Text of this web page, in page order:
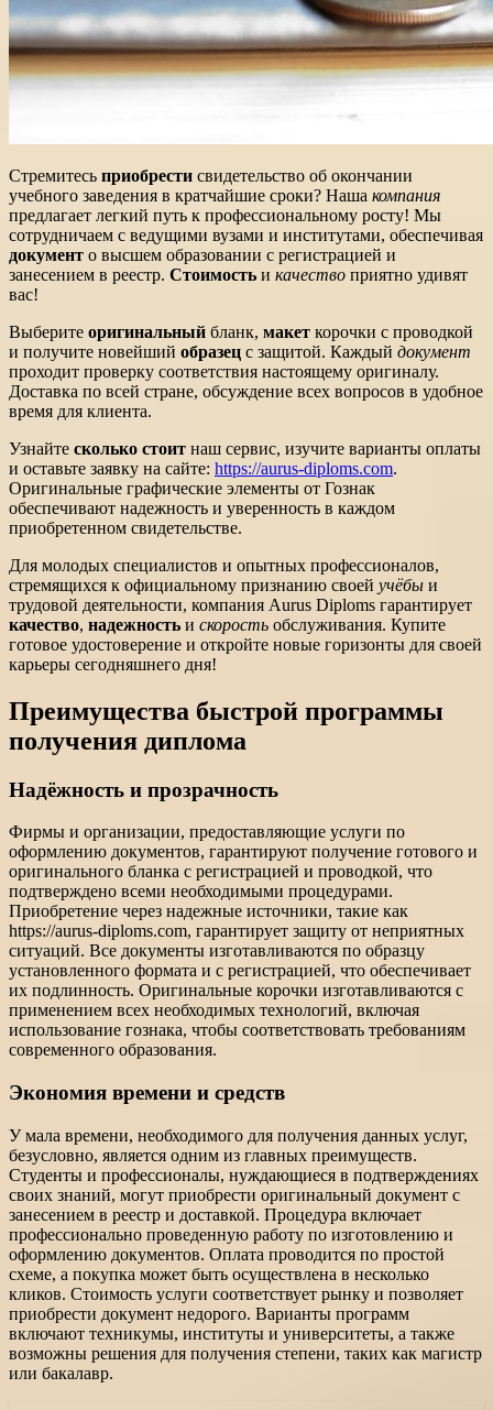
Стремитесь приобрести свидетельство об окончании
учебного заведения в кратчайшие сроки? Наша компания
предлагает легкий путь к профессиональному росту! Мы
сотрудничаем с ведущими вузами и институтами, обеспечивая
документ о высшем образовании с регистрацией и
занесением в реестр. Стоимость и качество приятно удивят
вас!
Выберите оригинальный бланк, макет корочки с проводкой
и получите новейший образец с защитой. Каждый документ
проходит проверку соответствия настоящему оригиналу.
Доставка по всей стране, обсуждение всех вопросов в удобное
время для клиента.
Узнайте сколько стоит наш сервис, изучите варианты оплаты
и оставьте заявку на сайте: https://aurus-diploms.com.
Оригинальные графические элементы от Гознак
обеспечивают надежность и уверенность в каждом
приобретенном свидетельстве.
Для молодых специалистов и опытных профессионалов,
стремящихся к официальному признанию своей учёбы и
трудовой деятельности, компания Aurus Diploms гарантирует
качество, надежность и скорость обслуживания. Купите
готовое удостоверение и откройте новые горизонты для своей
карьеры сегодняшнего дня!
Преимущества быстрой программы
получения диплома
Надёжность и прозрачность
Фирмы и организации, предоставляющие услуги по
оформлению документов, гарантируют получение готового и
оригинального бланка с регистрацией и проводкой, что
подтверждено всеми необходимыми процедурами.
Приобретение через надежные источники, такие как
https://aurus-diploms.com, гарантирует защиту от неприятных
ситуаций. Все документы изготавливаются по образцу
установленного формата и с регистрацией, что обеспечивает
их подлинность. Оригинальные корочки изготавливаются с
применением всех необходимых технологий, включая
использование гознака, чтобы соответствовать требованиям
современного образования.
Экономия времени и средств
У мала времени, необходимого для получения данных услуг,
безусловно, является одним из главных преимуществ.
Студенты и профессионалы, нуждающиеся в подтверждениях
своих знаний, могут приобрести оригинальный документ с
занесением в реестр и доставкой. Процедура включает
профессионально проведенную работу по изготовлению и
оформлению документов. Оплата проводится по простой
схеме, а покупка может быть осуществлена в несколько
кликов. Стоимость услуги соответствует рынку и позволяет
приобрести документ недорого. Варианты программ
включают техникумы, институты и университеты, а также
возможны решения для получения степени, таких как магистр
или бакалавр.